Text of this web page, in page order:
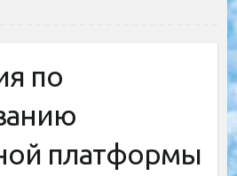
по
платформы